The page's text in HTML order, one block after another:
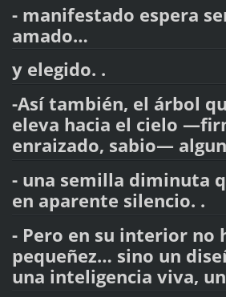
- manifestado espera
amado…
y elegido. .
-Así también, el árbol
eleva hacia el cielo
enraizado, sabio—
- una semilla diminuta
en aparente silencio. .
- Pero en su interior no
pequeñez… sino un
una inteligencia viva,